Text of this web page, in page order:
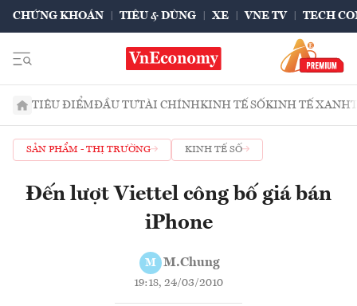
CHỨNG KHOÁN TIÊU & DÙNG XE VNE TV TECH
TIÊU ĐIỂMĐẦU TƯTÀI CHÍNHKINH TẾ SỐKINH TẾ XANH
SẢN PHẨM - THỊ TRƯỜNG KINH TẾ SỐ
Đến lượt Viettel công bố giá bán
iPhone
M M.Chung
19:18, 24/03/2010